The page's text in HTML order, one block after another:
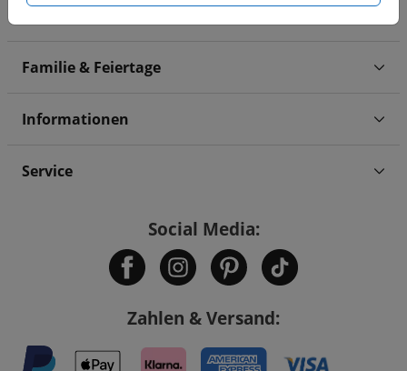
Familie & Feiertage
Informationen
Service
Social Media:
Zahlen & Versand: